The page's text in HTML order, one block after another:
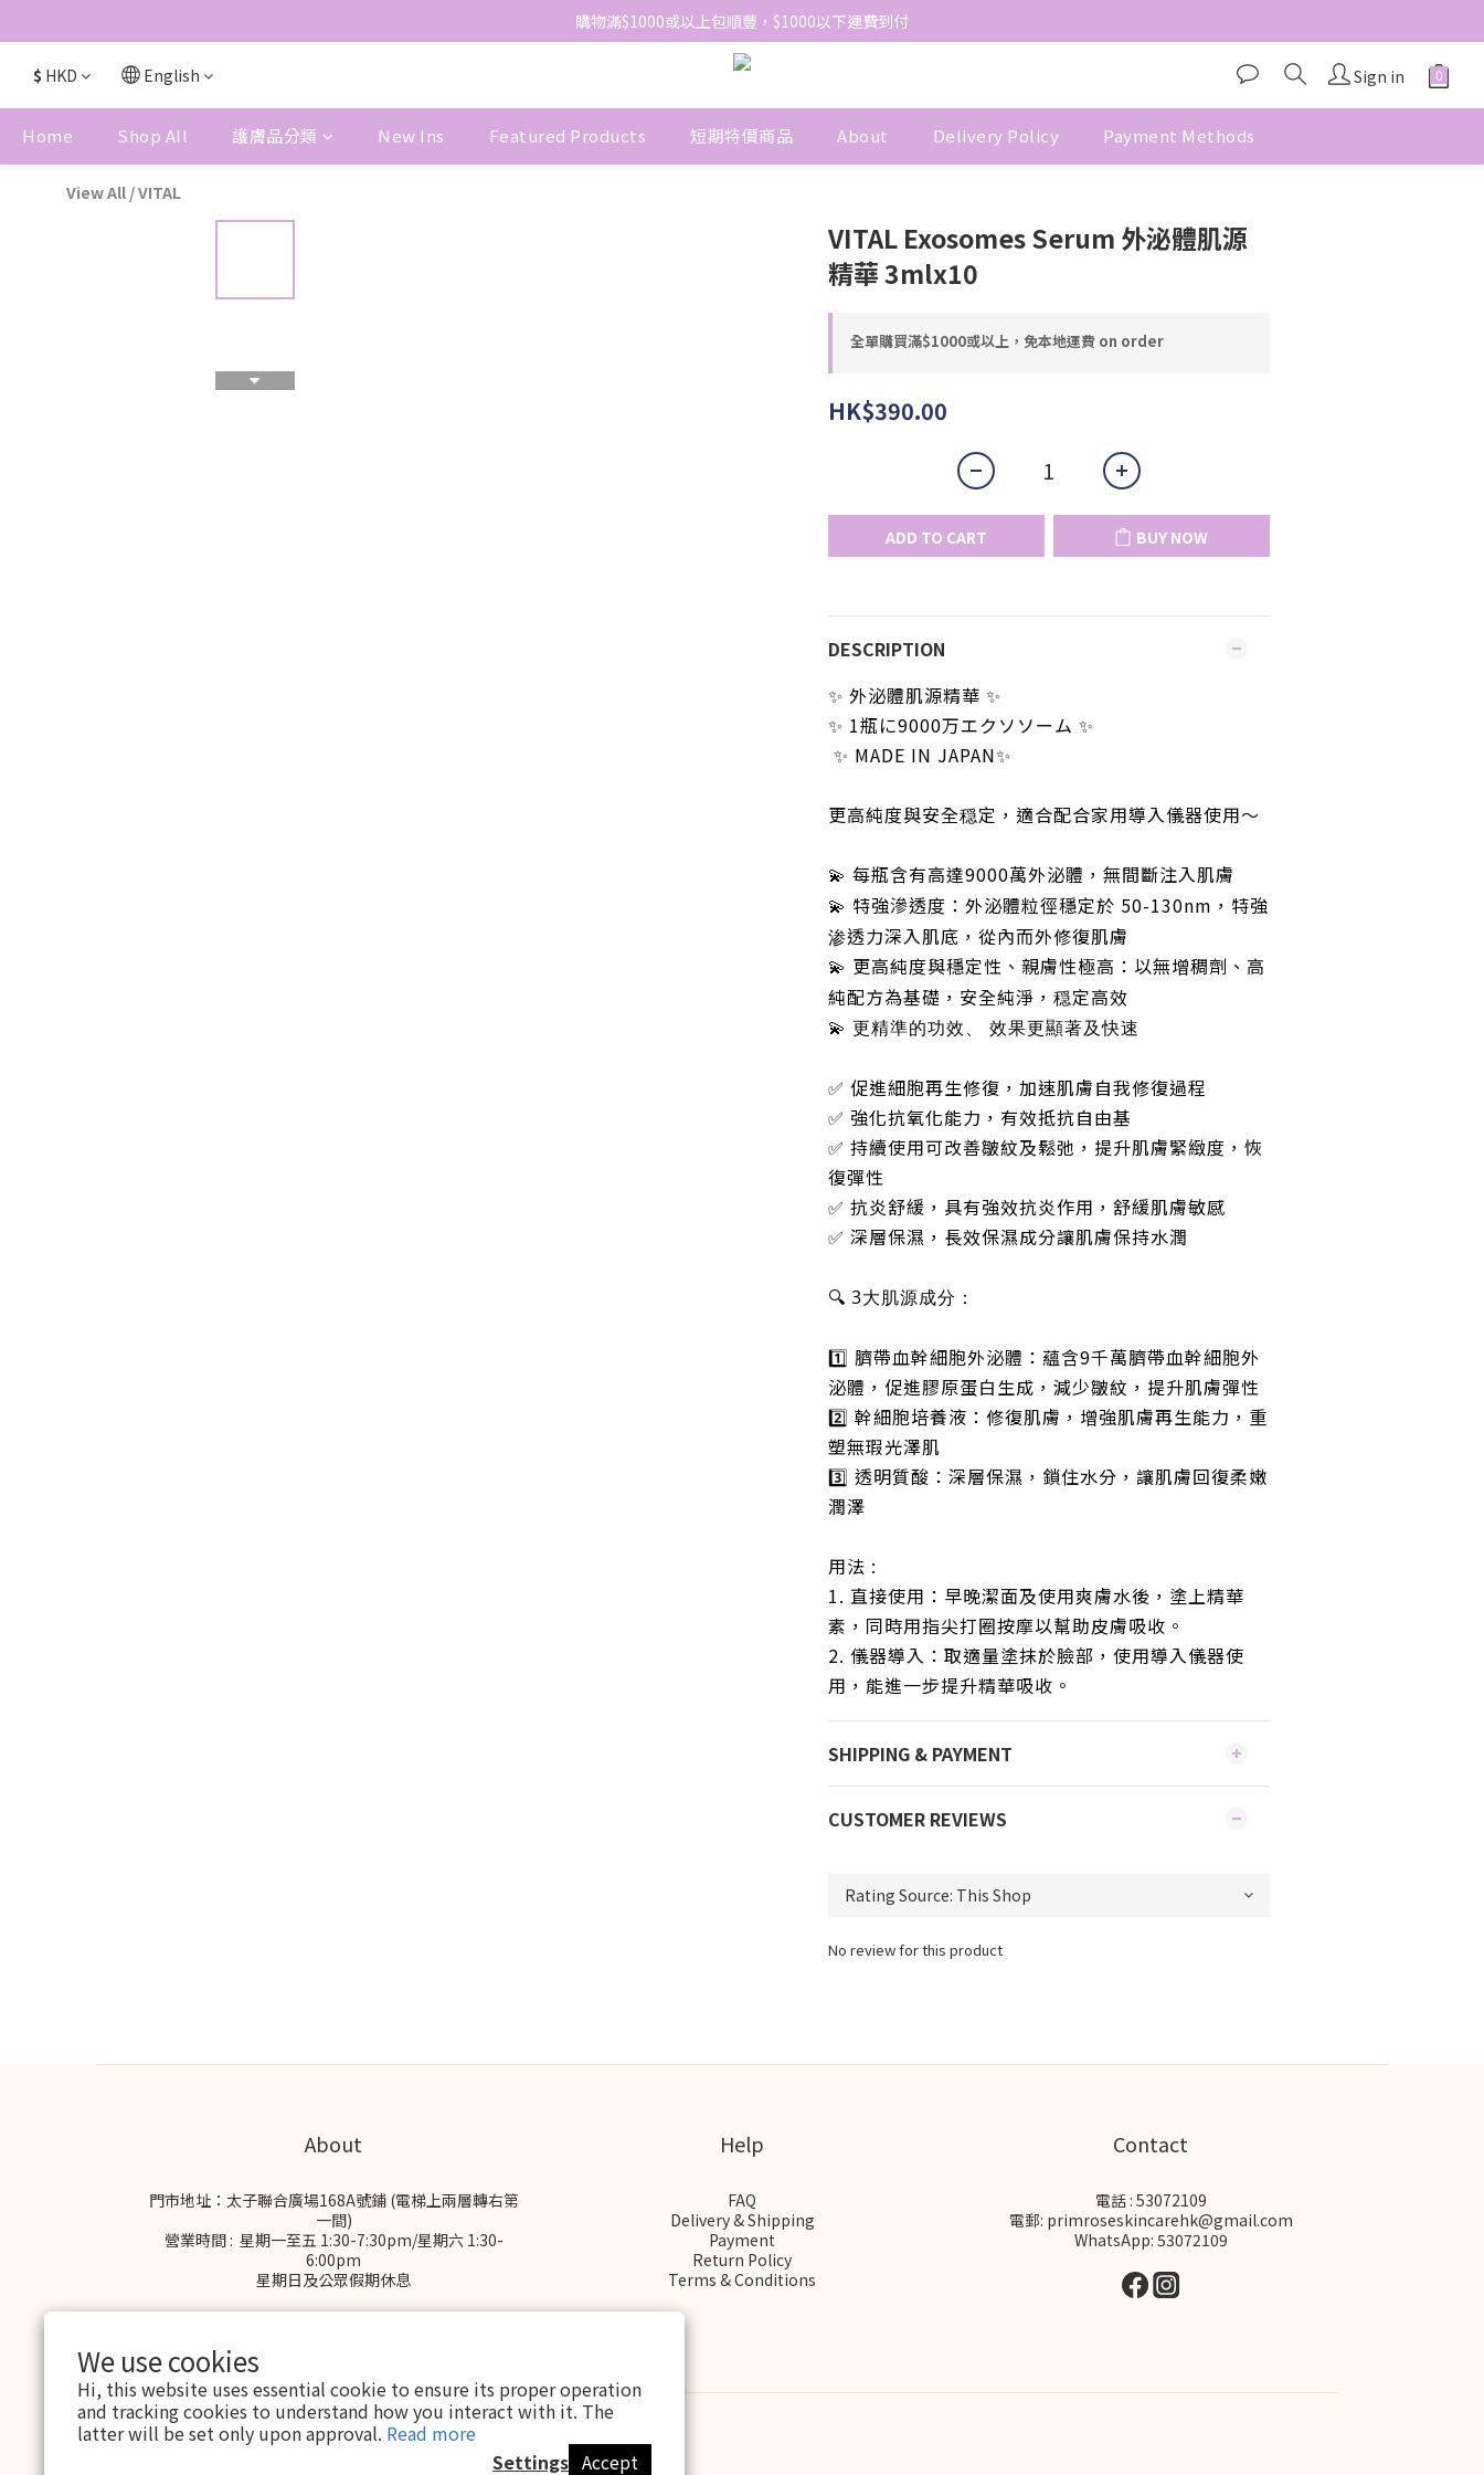
We use cookies
Hi, this website uses essential cookie to ensure its proper operation
and tracking cookies to understand how you interact with it. The
latter will be set only upon approval. Read more
Settings Accept
網站免費登記會員，會員優惠價於結帳時自動扣減
購物滿$1000或以上包順豐，$1000以下運費到付
網站免費登記會員，會員優惠價於結帳時自動扣減
$ HKD English Sign in
Home Shop All 護膚品分類 New Ins Featured Products 短期特價商品 About Delivery Policy Payment Methods
View All /VITAL
VITAL Exosomes Serum 外泌體肌源
精華 3mlx10
全單購買滿$1000或以上，免本地運費 on order
HK$390.00
ADD TO CART BUY NOW
DESCRIPTION
✨ 外泌體肌源精華 ✨
✨ 1瓶に9000万エクソソーム ✨
✨ MADE IN JAPAN✨
更高純度與安全穏定，適合配合家用導入儀器使用～
💫 每瓶含有高達9000萬外泌體，無間斷注入肌膚
💫 特強滲透度： 外泌體粒徑穩定於 50-130nm，特強
渗透力深入肌底，從內而外修復肌膚
💫 更高純度與穩定性 、 親膚性極高 ： 以無增稠劑、高
純配方為基礎 ，安全純淨，穏定高效
💫 更精準的功效、 效果更顯著及快速
✅ 促進細胞再生修復，加速肌膚自我修復過程
✅ 強化抗氧化能力，有效抵抗自由基
✅ 持續使用可改善皺紋及鬆弛，提升肌膚緊緻度，恢
復彈性
✅ 抗炎舒緩，具有強效抗炎作用，舒緩肌膚敏感
✅ 深層保濕，長效保濕成分讓肌膚保持水潤
🔍 3大肌源成分：
1️⃣ 臍帶血幹細胞外泌體 ： 蘊含9千萬臍帶血幹細胞外
泌體，促進膠原蛋白生成，減少皺紋，提升肌膚彈性
2️⃣ 幹細胞培養液 ： 修復肌膚，增強肌膚再生能力，重
塑無瑕光澤肌
3️⃣ 透明質酸： 深層保濕，鎖住水分，讓肌膚回復柔嫩
潤澤
用法 :
1. 直接使用：早晚潔面及使用爽膚水後，塗上精華
素，同時用指尖打圈按摩以幫助皮膚吸收。
2. 儀器導入： 取適量塗抹於臉部 ， 使用導入儀器使
用 ，能進一步提升精華吸收。
SHIPPING & PAYMENT
CUSTOMER REVIEWS
No review for this product
About
門市地址：太子聯合廣場168A號鋪 (電梯上兩層轉右第
一間)
營業時間 : 星期一至五 1:30-7:30pm/星期六 1:30-
6:00pm
星期日及公眾假期休息
Help
FAQ
Delivery & Shipping
Payment
Return Policy
Terms & Conditions
Contact
電話 : 53072109
電郵: primroseskincarehk@gmail.com
WhatsApp: 53072109
$ HKD English